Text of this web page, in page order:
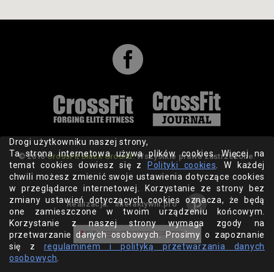

© 2016CrossFit Black Ground. Wszystkie prawa zastrzeżone.
Realizacja: interaktywni.pro
Drogi użytkowniku naszej strony,
Ta strona internetowa używa plików cookies. Więcej na
temat cookies dowiesz się z
Polityki cookies . W każdej
chwili możesz zmienić swoje ustawienia dotyczące cookies
w przeglądarce internetowej. Korzystanie ze strony bez
zmiany ustawień dotyczących cookies oznacza, że będą
one zamieszczone w twoim urządzeniu końcowym.
Korzystanie z naszej strony wymaga zgody na
przetwarzanie danych osobowych. Prosimy o zapoznanie
się z regulaminem i polityką przetwarzania danych
osobowych